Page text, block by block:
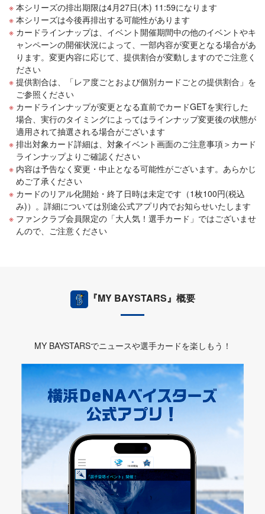
本シリーズの排出期限は4月27日(木) 11:59になります
本シリーズは今後再排出する可能性があります
カードラインナップは、イベント開催期間中の他のイベントやキ
ャンペーンの開催状況によって、一部内容が変更となる場合があ
ります。変更内容に応じて、提供割合が変動しますのでご注意く
ださい
提供割合は、「レア度ごとおよび個別カードごとの提供割合」を
ご参照ください
カードラインナップが変更となる直前でカードGETを実行した
場合、実行のタイミングによってはラインナップ変更後の状態が
適用されて抽選される場合がございます
排出対象カード詳細は、対象イベント画面のご注意事項＞カード
ラインナップよりご確認ください
内容は予告なく変更・中止となる可能性がございます。あらかじ
めご了承ください
カードのリアル化開始・終了日時は未定です（1枚100円(税込
み)）。詳細については別途公式アプリ内でお知らせいたします
ファンクラブ会員限定の「大人気！選手カード」ではございませ
んので、ご注意ください
『MY BAYSTARS』概要
MY BAYSTARSでニュースや選手カードを楽しもう！